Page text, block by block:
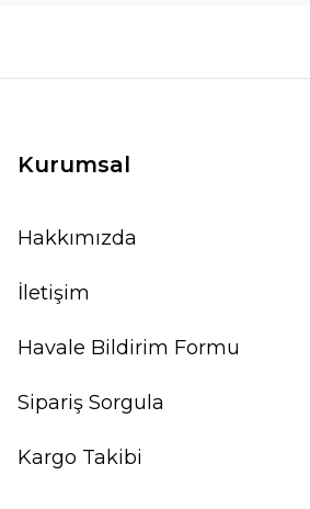
Kurumsal
Hakkımızda
İletişim
Havale Bildirim Formu
Sipariş Sorgula
Kargo Takibi